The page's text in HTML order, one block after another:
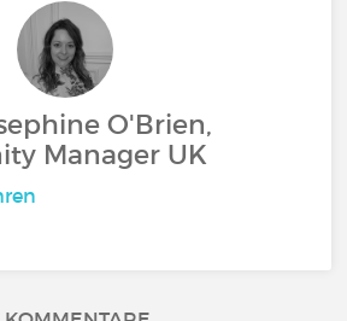
O'Brien,
Manager UK